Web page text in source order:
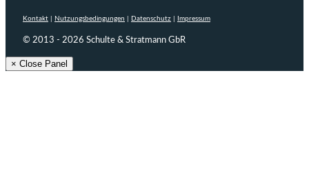
Kontakt Nutzungsbedingungen Datenschutz Impressum
© 2013 - 2026 Schulte & Stratmann GbR
× Close Panel